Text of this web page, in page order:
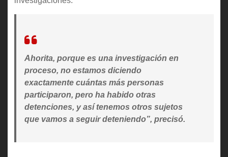
Ahorita, porque es una investigación en
proceso, no estamos diciendo
exactamente cuántas más personas
participaron, pero ha habido otras
detenciones, y así tenemos otros sujetos
que vamos a seguir deteniendo”, precisó.